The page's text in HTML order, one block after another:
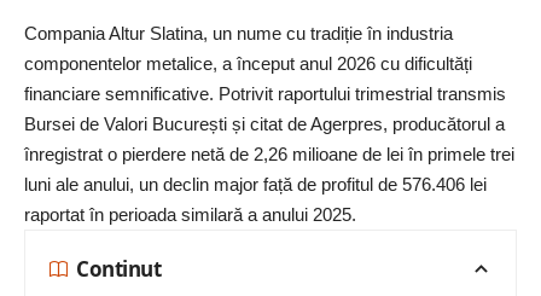
CompaniaAltur Slatina, un nume cu tradiție în industria
componentelor metalice, a început anul 2026 cu dificultăți
financiare semnificative. Potrivit raportului trimestrial transmis
Bursei de Valori București și citat de Agerpres, producătorul a
înregistrat o pierdere netă de 2,26 milioane de lei în primele trei
luni ale anului, un declin major față de profitul de 576.406 lei
raportat în perioada similară a anului 2025.
Continut